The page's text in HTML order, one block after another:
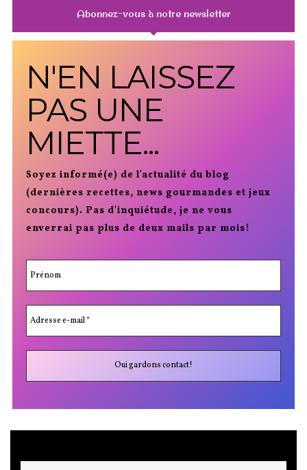
Abonnez-vous à notre newsletter
N'EN LAISSEZ
PAS UNE
MIETTE...
Soyez informé(e) de l'actualité du blog
(dernières recettes, news gourmandes et jeux
concours). Pas d'inquiétude, je ne vous
enverrai pas plus de deux mails par mois!